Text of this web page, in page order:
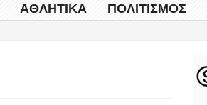
ΑΘΛΗΤΙΚΆ ΠΟΛΙΤΙΣΜΌΣ